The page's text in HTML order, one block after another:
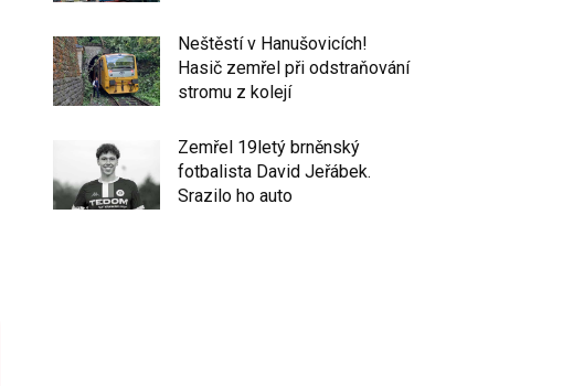
Neštěstí v Hanušovicích!
Hasič zemřel při odstraňování
stromu z kolejí
Zemřel 19letý brněnský
fotbalista David Jeřábek.
Srazilo ho auto